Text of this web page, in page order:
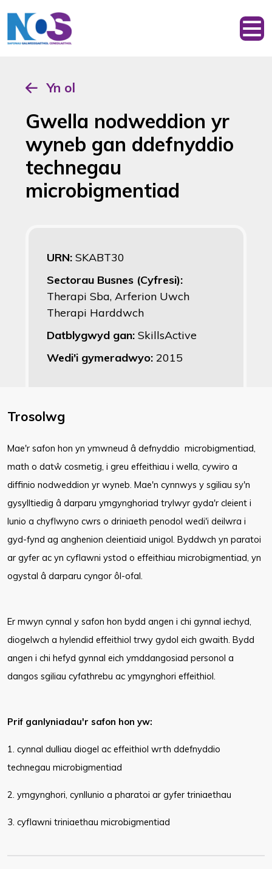
Yn ol
Gwella nodweddion yr
wyneb gan ddefnyddio
technegau
microbigmentiad
URN: SKABT30
Sectorau Busnes (Cyfresi):
Therapi Sba, Arferion Uwch
Therapi Harddwch
Datblygwyd gan: SkillsActive
Wedi'i gymeradwyo: 2015
Trosolwg
Mae'r safon hon yn ymwneud â defnyddio microbigmentiad,
math o datŵ cosmetig, i greu effeithiau i wella, cywiro a
diffinio nodweddion yr wyneb. Mae'n cynnwys y sgiliau sy'n
gysylltiedig â darparu ymgynghoriad trylwyr gyda'r cleient i
lunio a chyflwyno cwrs o driniaeth penodol wedi'i deilwra i
gyd-fynd ag anghenion cleientiaid unigol. Byddwch yn paratoi
ar gyfer ac yn cyflawni ystod o effeithiau microbigmentiad, yn
ogystal â darparu cyngor ôl-ofal.
Er mwyn cynnal y safon hon bydd angen i chi gynnal iechyd,
diogelwch a hylendid effeithiol trwy gydol eich gwaith. Bydd
angen i chi hefyd gynnal eich ymddangosiad personol a
dangos sgiliau cyfathrebu ac ymgynghori effeithiol.
Prif ganlyniadau'r safon hon yw:
1. cynnal dulliau diogel ac effeithiol wrth ddefnyddio
technegau microbigmentiad
2. ymgynghori, cynllunio a pharatoi ar gyfer triniaethau
3. cyflawni triniaethau microbigmentiad​